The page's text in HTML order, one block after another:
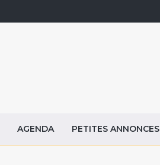
AGENDA PETITES ANNONCES